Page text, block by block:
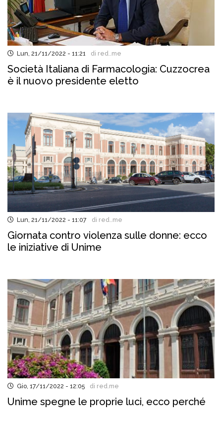
Lun, 21/11/2022 - 11:21 di red..me
Società Italiana di Farmacologia: Cuzzocrea
è il nuovo presidente eletto
Lun, 21/11/2022 - 11:07 di red..me
Giornata contro violenza sulle donne: ecco
le iniziative di Unime
Gio, 17/11/2022 - 12:05 di red.me
Unime spegne le proprie luci, ecco perché